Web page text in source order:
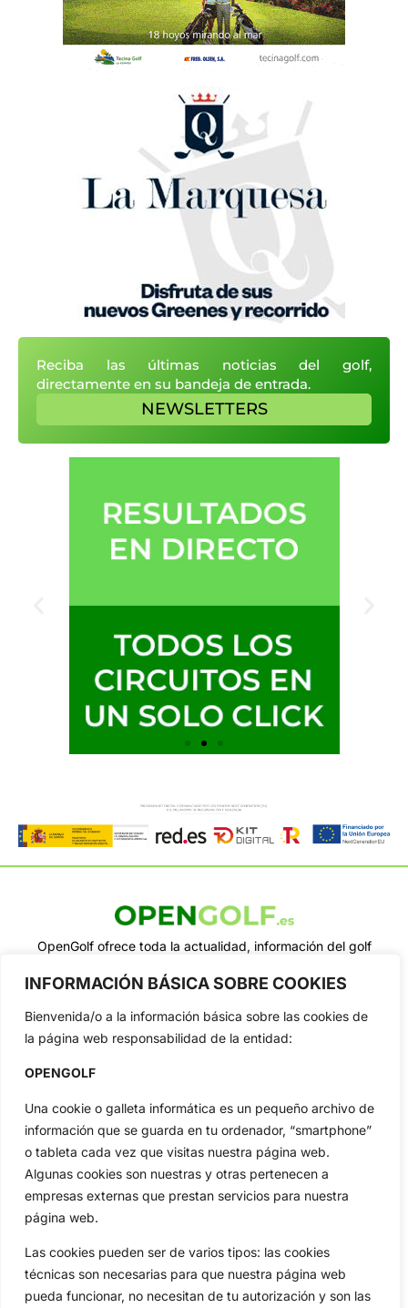
INFORMACIÓN BÁSICA SOBRE COOKIES
Bienvenida/o a la información básica sobre las cookies de
la página web responsabilidad de la entidad:
OPENGOLF
Una cookie o galleta informática es un pequeño archivo de
información que se guarda en tu ordenador, “smartphone”
o tableta cada vez que visitas nuestra página web.
Algunas cookies son nuestras y otras pertenecen a
empresas externas que prestan servicios para nuestra
página web.
Las cookies pueden ser de varios tipos: las cookies
técnicas son necesarias para que nuestra página web
pueda funcionar, no necesitan de tu autorización y son las
Reciba las últimas noticias del golf,
directamente en su bandeja de entrada.
NEWSLETTERS
OpenGolf ofrece toda la actualidad, información del golf
Jon Rahm, LIV Golf, PGA Tour, Ryder Cup, DP World Tour, LPGA
Categorias
Inicio
Actualidad
Amateurs
Circuitos
Especiales
Jon Rahm
Vídeos
De Interés
Compañía
Aviso Legal
Política de Privacidad
Política de Cookies
Publicidad